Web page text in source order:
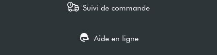
Suivi de commande
Aide en ligne